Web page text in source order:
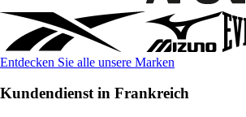
Entdecken Sie alle unsere Marken
Kundendienst in Frankreich